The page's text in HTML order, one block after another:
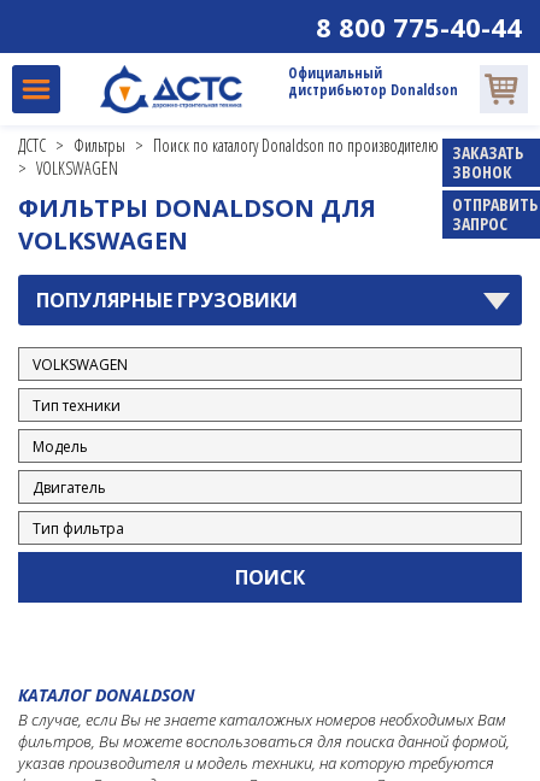
8 800 775-40-44
Официальный
дистрибьютор Donaldson
ЗАКАЗАТЬ
ЗВОНОК
ОТПРАВИТЬ
ЗАПРОС
ДСТС > Фильтры > Поиск по каталогу Donaldson по производителю и модели
> VOLKSWAGEN
ФИЛЬТРЫ DONALDSON ДЛЯ
VOLKSWAGEN
ПОПУЛЯРНЫЕ ГРУЗОВИКИ
NISSAN
SCANIA
VOLKSWAGEN
Автобусы
Грузовики
Малотоннажные грузовики
VOLVO
КАТАЛОГ DONALDSON
В случае, если Вы не знаете каталожных номеров необходимых Вам
фильтров, Вы можете воспользоваться для поиска данной формой,
указав производителя и модель техники, на которую требуются